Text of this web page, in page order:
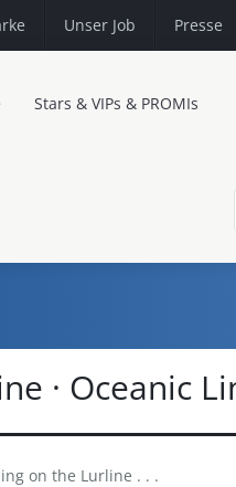
Unser Job Presse
Stars & VIPs & PROMIs
· Oceanic
on the Lurline . . .